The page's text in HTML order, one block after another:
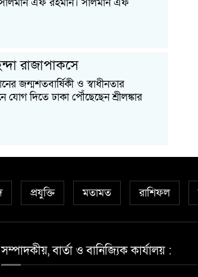
সালমান এফ রহমান। সালমান এফ
রাজাপাকসে
জন্মশতবার্ষিকী ও স্বাধীনতার
দিতে ঢাকা পৌঁছেছেন শ্রীলঙ্কার
প্রযুক্তি মতামত রাশিফল
সম্পাদকীয়, বার্তা ও বানিজ্যিক কার্যালয় :